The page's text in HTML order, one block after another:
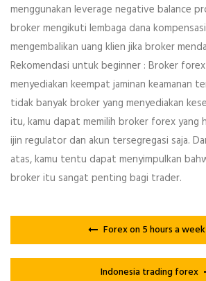
menggunakan leverage negative balance
broker mengikuti lembaga dana
mengembalikan uang klien jika broker
Rekomendasi untuk beginner : Broker
menyediakan keempat jaminan keamanan
tidak banyak broker yang menyediakan
itu, kamu dapat memilih broker forex yang
ijin regulator dan akun tersegregasi saja.
atas, kamu tentu dapat menyimpulkan
broker itu sangat penting bagi trader.
Forex on 5 hours a
Indonesia trading forex